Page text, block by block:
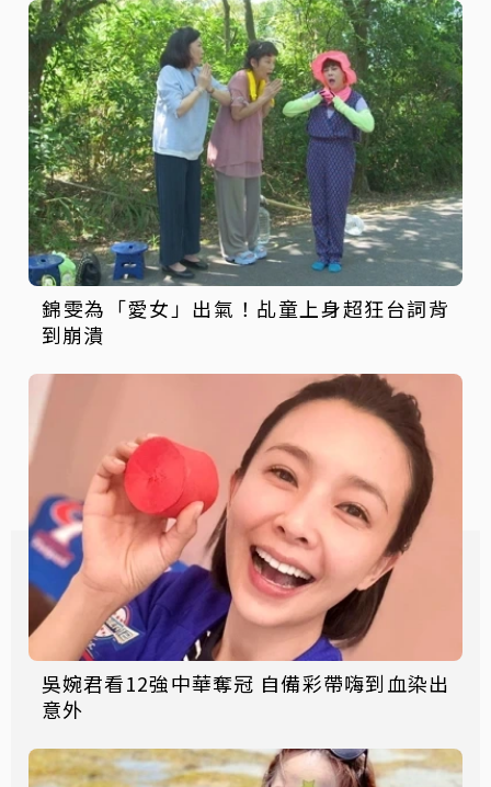
錦雯為「愛女」出氣！乩童上身超狂台詞背
到崩潰
吳婉君看12強中華奪冠 自備彩帶嗨到血染出
意外